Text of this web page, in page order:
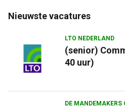
Nieuwste vacatures
LTO NEDERLAND
(senior)
40 uur)
DE MANDEMAKERS